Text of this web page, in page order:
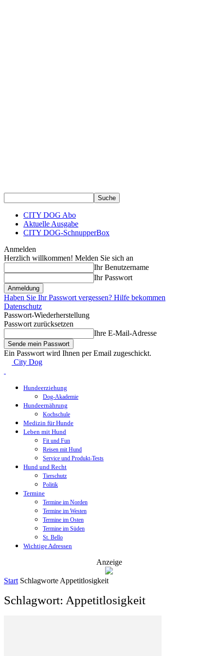
CITY DOG Abo
Aktuelle Ausgabe
CITY DOG-SchnupperBox
Anmelden
Herzlich willkommen! Melden Sie sich an
Ihr Benutzername
Ihr Passwort
Haben Sie Ihr Passwort vergessen? Hilfe bekommen
Datenschutz
Passwort-Wiederherstellung
Passwort zurücksetzen
Ihre E-Mail-Adresse
Ein Passwort wird Ihnen per Email zugeschickt.
City Dog
Hundeerziehung
Dog-Akademie
Hundeernährung
Kochschule
Medizin für Hunde
Leben mit Hund
Fit und Fun
Reisen mit Hund
Service und Produkt-Tests
Hund und Recht
Tierschutz
Politik
Termine
Termine im Norden
Termine im Westen
Termine im Osten
Termine im Süden
St. Bello
Wichtige Adressen
Anzeige
Start Schlagworte Appetitlosigkeit
Schlagwort: Appetitlosigkeit